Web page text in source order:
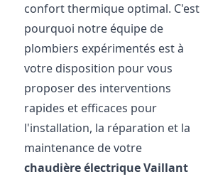
confort thermique optimal. C'est
pourquoi notre équipe de
plombiers expérimentés est à
votre disposition pour vous
proposer des interventions
rapides et efficaces pour
l'installation, la réparation et la
maintenance de votre
chaudière électrique Vaillant